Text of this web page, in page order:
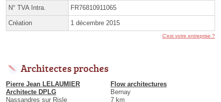
N° TVA Intra. FR76810911065
Création 1 décembre 2015
C'est votre entreprise ?
Architectes proches
Pierre Jean LELAUMIER
Architecte DPLG
Nassandres sur Risle
Flow architectures
Bernay
7 km